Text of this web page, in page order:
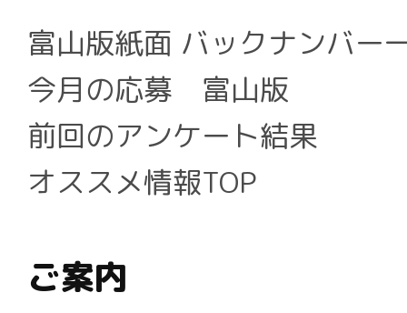
富山版紙面 バックナンバー
今月の応募 富山版
前回のアンケート結果
オススメ情報TOP
ご案内